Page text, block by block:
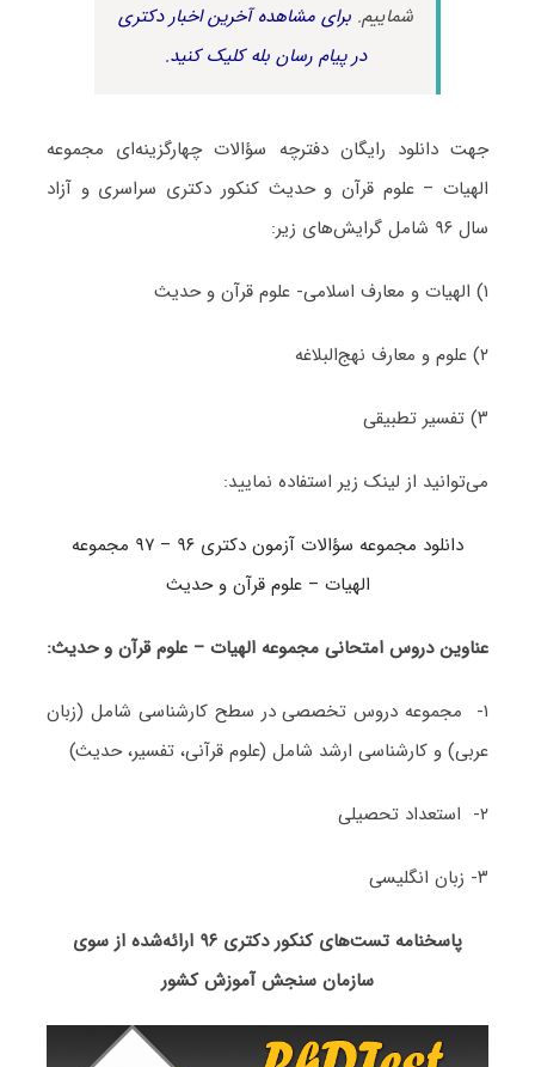
شماییم.برای مشاهده آخرین اخبار دکتری
در پیام رسان بله کلیک کنید.
جهت دانلود رایگان دفترچه سؤالات چهارگزینه‌ای مجموعه
الهیات – علوم قرآن و حدیث کنکور دکتری سراسری و آزاد
سال ۹۶ شامل گرایش‌های زیر:
۱) الهیات و معارف اسلامی- علوم قرآن و حدیث
۲) علوم و معارف نهج‌البلاغه
۳) تفسیر تطبیقی
می‌توانید از لینک زیر استفاده نمایید:
دانلود مجموعه سؤالات آزمون دکتری ۹۶ – ۹۷ مجموعه
الهیات – علوم قرآن و حدیث
عناوین دروس امتحانی مجموعه الهیات – علوم قرآن و حدیث:
۱- مجموعه دروس تخصصی در سطح کارشناسی شامل (زبان
عربی) و کارشناسی ارشد شامل (علوم قرآنی، تفسیر، حدیث)
۲- استعداد تحصیلی
۳- زبان انگلیسی
پاسخنامه تست‌های کنکور دکتری ۹۶ ارائه‌شده از سوی
سازمان سنجش آموزش کشور